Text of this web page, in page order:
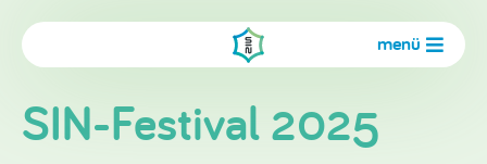
menü
SIN-Festival 2025